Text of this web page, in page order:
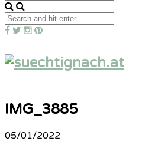
IMG_3885
05/01/2022